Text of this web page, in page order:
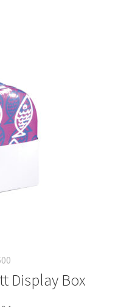
Display Box